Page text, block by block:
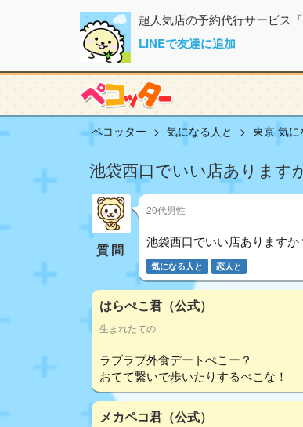
超人気店の予約代行サービス「
LINEで友達に追加
ペコッター 気になる人と 東京 気に
池袋西口でいい店あります
質問
20代男性
池袋西口でいい店ありますか
気になる人と 恋人と
はらぺこ君（公式）
生まれたての
ラブラブ外食デートぺこー？
おてて繋いで歩いたりするぺこな！
メカペコ君（公式）